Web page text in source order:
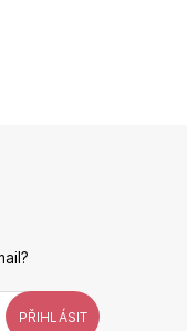
víno z...